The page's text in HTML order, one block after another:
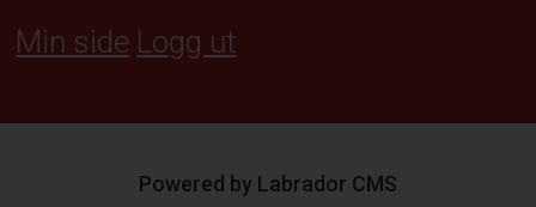
Min side Logg ut
Powered by Labrador CMS